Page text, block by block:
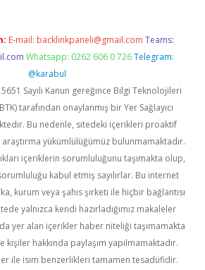
E-mail: backlinkpaneli@gmail.com Teams:
Whatsapp: 0262 606 0 726 Telegram:
@karabul
Sayılı Kanun gereğince Bilgi Teknolojileri
tarafından onaylanmış bir Yer Sağlayıcı
Bu nedenle, sitedeki içerikleri proaktif
yükümlülüğümüz bulunmamaktadır.
içeriklerin sorumluluğunu taşımakta olup,
kabul etmiş sayılırlar. Bu internet
kurum veya şahıs şirketi ile hiçbir bağlantısı
yalnızca kendi hazırladığımız makaleler
yer alan içerikler haber niteliği taşımamakta
kişiler hakkında paylaşım yapılmamaktadır.
ile isim benzerlikleri tamamen tesadüfidir.